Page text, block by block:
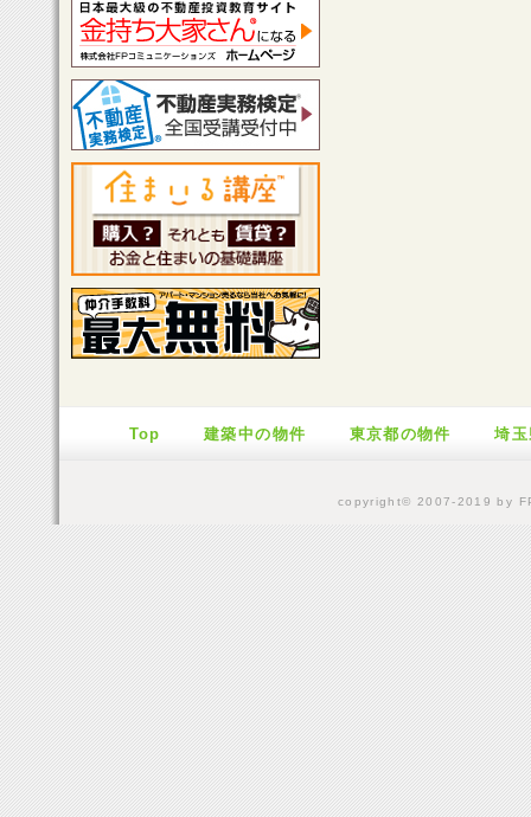
Top 建築中の物件 東京都の物件 埼
copyright© 2007-2019 by